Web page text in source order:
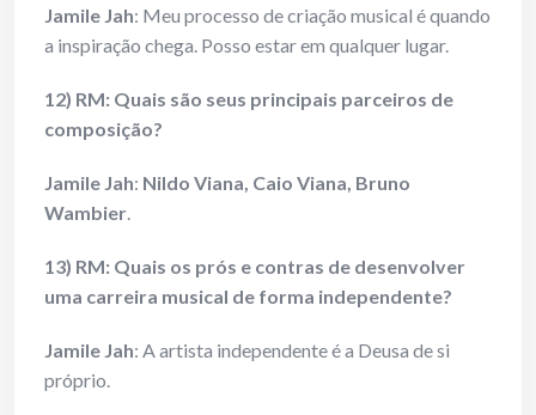
Jamile Jah: Meu processo de criação musical é quando
a inspiração chega. Posso estar em qualquer lugar.
12) RM: Quais são seus principais parceiros de
composição?
Jamile Jah: Nildo Viana, Caio Viana, Bruno
Wambier.
13) RM: Quais os prós e contras de desenvolver
uma carreira musical de forma independente?
Jamile Jah: A artista independente é a Deusa de si
próprio.